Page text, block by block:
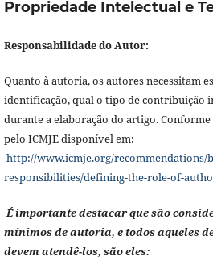
Propriedade Intelectual e
Responsabilidade do Autor:
Quanto à autoria, os autores necessitam
identificação, qual o tipo de contribuição
durante a elaboração do artigo.
pelo ICMJE disponível em:
http://www.icmje.org/recommendations/
responsibilities/defining-the-role-of-
É importante destacar que são
mínimos de autoria, e todos aqueles
devem atendê-los, são eles: